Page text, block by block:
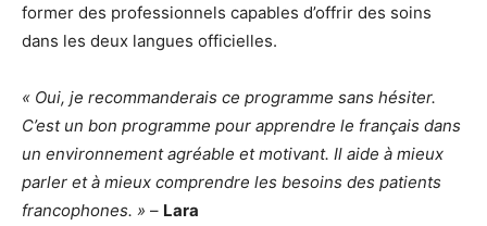
former des professionnels capables d’offrir des soins
dans les deux langues officielles.
« Oui, je recommanderais ce programme sans hésiter.
C’est un bon programme pour apprendre le français dans
un environnement agréable et motivant. Il aide à mieux
parler et à mieux comprendre les besoins des patients
francophones. » – Lara